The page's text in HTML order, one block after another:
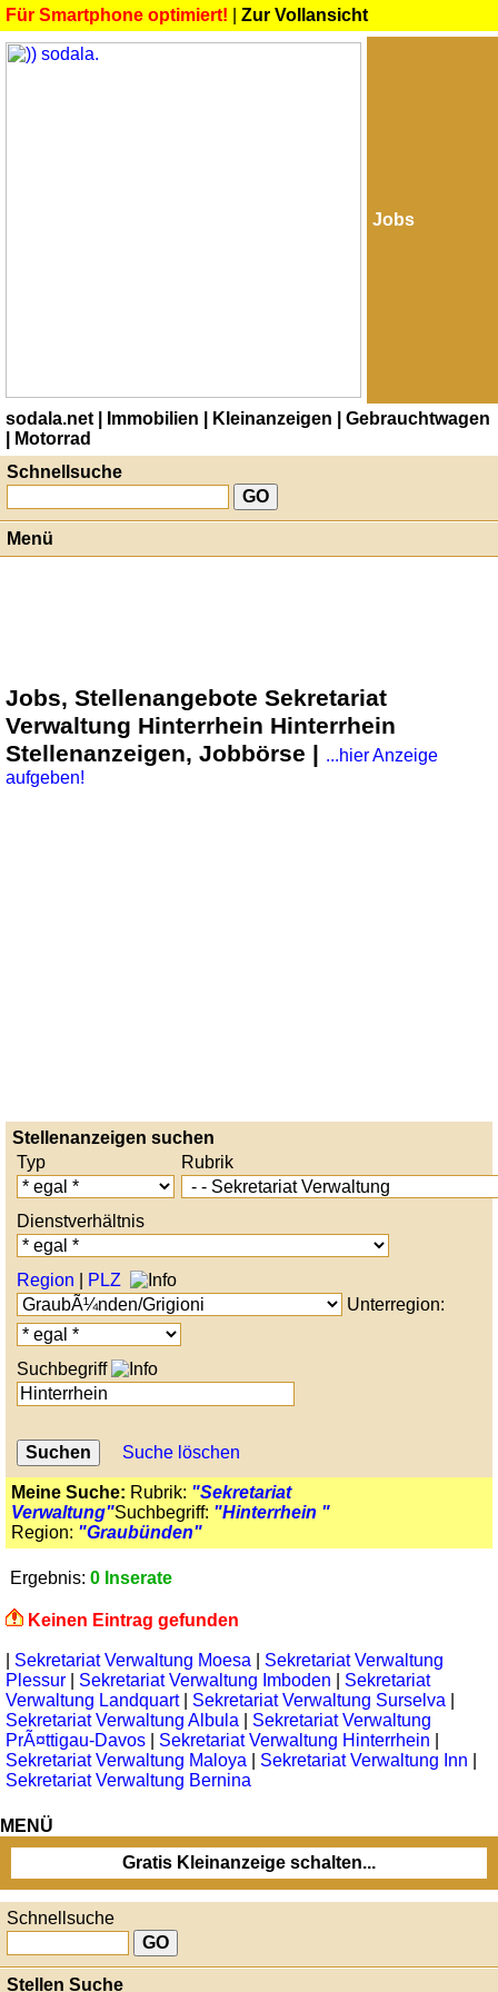
Für Smartphone optimiert! Zur Vollansicht
Jobs
sodala.net | Immobilien | Kleinanzeigen
| Gebrauchtwagen
| Motorrad
Schnellsuche
Menü
Jobs, Stellenangebote Sekretariat
Verwaltung Hinterrhein Hinterrhein
Stellenanzeigen, Jobbörse | ...hier Anzeige
aufgeben!
Stellenanzeigen suchen
Typ
Rubrik
Dienstverhältnis
Region
PLZ
Unterregion:
Suchbegriff
Suche löschen
Meine Suche: Rubrik: "Sekretariat
Verwaltung"Suchbegriff: "Hinterrhein "
Region: "Graubünden"
Ergebnis: 0 Inserate
Keinen Eintrag gefunden
Sekretariat Verwaltung Moesa
Sekretariat Verwaltung
Plessur
Sekretariat Verwaltung Imboden
Sekretariat
Verwaltung Landquart| Sekretariat Verwaltung Surselva
Sekretariat Verwaltung Albula
Sekretariat Verwaltung
PrÃ¤ttigau-Davos
Sekretariat Verwaltung Hinterrhein
Sekretariat Verwaltung Maloya
Sekretariat Verwaltung Inn
Sekretariat Verwaltung Bernina
MENÜ
Gratis Kleinanzeige schalten...
Schnellsuche
Stellen Suche